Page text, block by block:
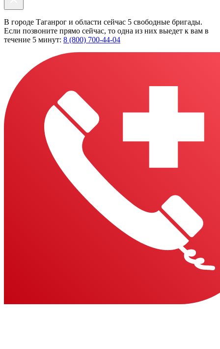
В городе Таганрог и области сейчас 5 свободные бригады.
Если позвоните прямо сейчас, то одна из них выедет к вам в
течение 5 минут: 8 (800) 700-44-04